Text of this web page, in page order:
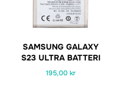
SAMSUNG GALAXY
S23 ULTRA BATTERI
195,00kr